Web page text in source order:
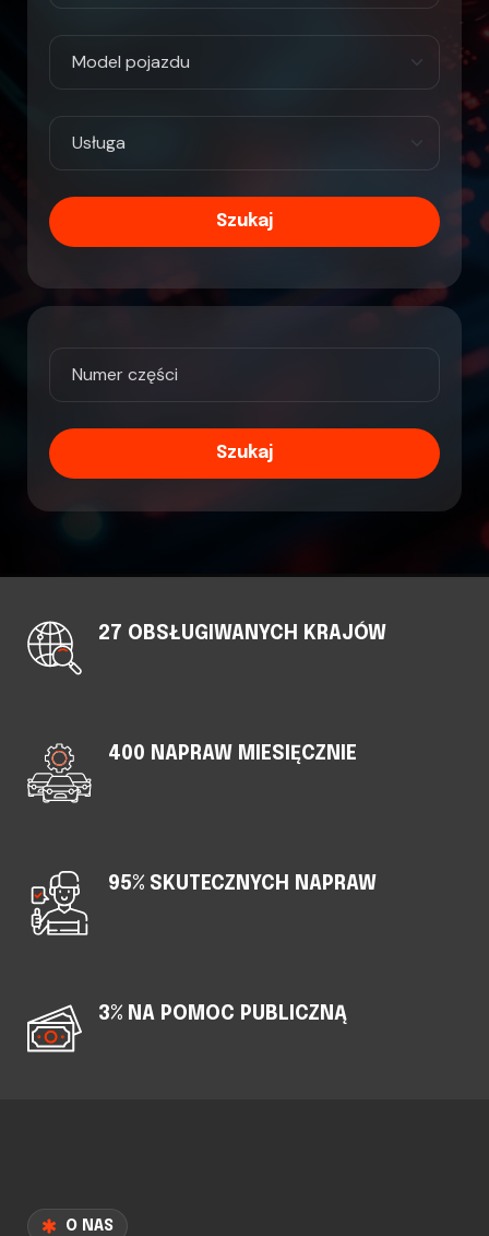
Szukaj
Szukaj
27 OBSŁUGIWANYCH KRAJÓW
400 NAPRAW MIESIĘCZNIE
95% SKUTECZNYCH NAPRAW
3% NA POMOC PUBLICZNĄ
O NAS